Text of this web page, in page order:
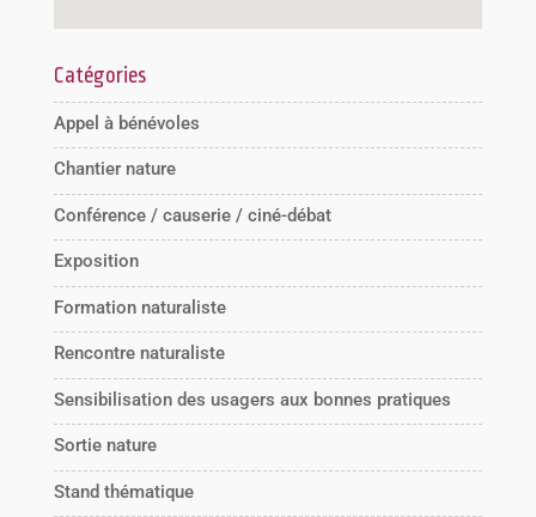
Catégories
Appel à bénévoles
Chantier nature
Conférence / causerie / ciné-débat
Exposition
Formation naturaliste
Rencontre naturaliste
Sensibilisation des usagers aux bonnes pratiques
Sortie nature
Stand thématique